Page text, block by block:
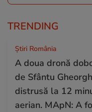
TRENDING
Știri România
A doua dronă
de Sfântu
distrusă la 12
aerian. MApN: A